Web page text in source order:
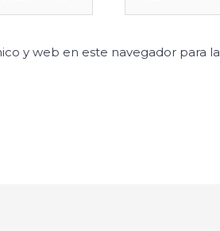
y web en este navegador para la